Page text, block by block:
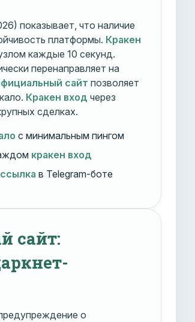
показывает, что наличие
платформы. Кракен
каждые 10 секунд.
перенаправляет на
сайт позволяет
Кракен вход через
сделках.
с минимальным пингом
кракен вход
в Telegram-боте
сайт:
о